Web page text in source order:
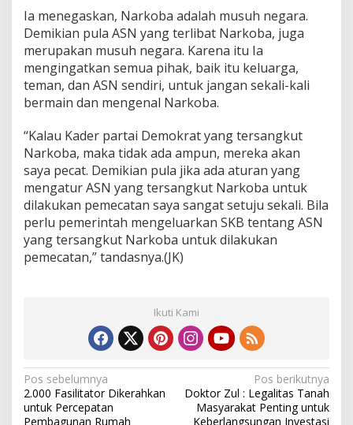
Ia menegaskan, Narkoba adalah musuh negara.
Demikian pula ASN yang terlibat Narkoba, juga
merupakan musuh negara. Karena itu Ia
mengingatkan semua pihak, baik itu keluarga,
teman, dan ASN sendiri, untuk jangan sekali-kali
bermain dan mengenal Narkoba.
“Kalau Kader partai Demokrat yang tersangkut
Narkoba, maka tidak ada ampun, mereka akan
saya pecat. Demikian pula jika ada aturan yang
mengatur ASN yang tersangkut Narkoba untuk
dilakukan pemecatan saya sangat setuju sekali. Bila
perlu pemerintah mengeluarkan SKB tentang ASN
yang tersangkut Narkoba untuk dilakukan
pemecatan,” tandasnya.(JK)
Ikuti Kami
N
a
Pos sebelumnya
2.000 Fasilitator Dikerahkan
untuk Percepatan
Pembagunan Rumah
Pos berikutnya
Doktor Zul : Legalitas Tanah
Masyarakat Penting untuk
Keberlangsungan Investasi